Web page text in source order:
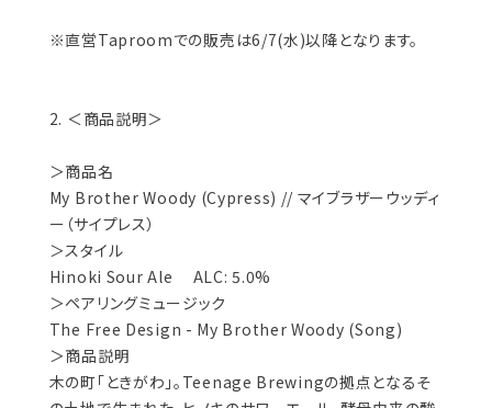
※直営Taproomでの販売は6/7(水)以降となります。
2. ＜商品説明＞
＞商品名
My Brother Woody (Cypress) // マイブラザーウッディ
ー（サイプレス）
＞スタイル
Hinoki Sour Ale ALC: 5.0%
＞ペアリングミュージック
The Free Design - My Brother Woody (Song)
＞商品説明
木の町「ときがわ」。Teenage Brewingの拠点となるそ